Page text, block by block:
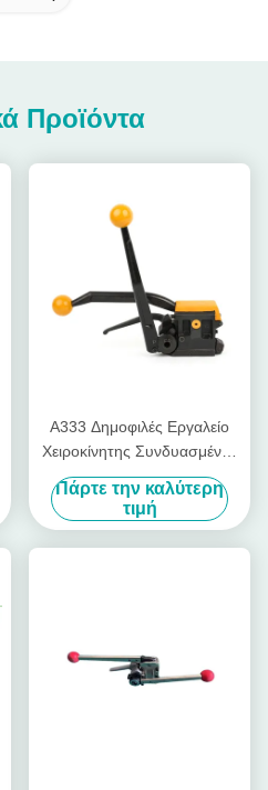
Προϊόντα
A333 Δημοφιλές Εργαλείο
Χειροκίνητης Συνδυασμένης
Χαλύβδινης Δεσίματος
Πάρτε την καλύτερη
τιμή